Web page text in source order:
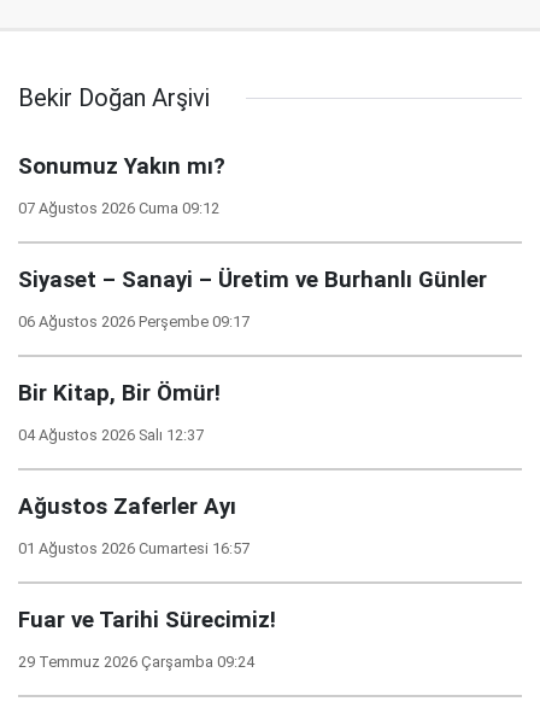
Bekir Doğan Arşivi
Sonumuz Yakın mı?
07 Ağustos 2026 Cuma 09:12
Siyaset – Sanayi – Üretim ve Burhanlı Günler
06 Ağustos 2026 Perşembe 09:17
Bir Kitap, Bir Ömür!
04 Ağustos 2026 Salı 12:37
Ağustos Zaferler Ayı
01 Ağustos 2026 Cumartesi 16:57
Fuar ve Tarihi Sürecimiz!
29 Temmuz 2026 Çarşamba 09:24